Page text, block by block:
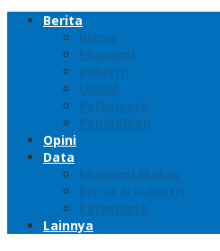
Berita
Bisnis
Ekonomi
Industri
UMKM
Pariwisata
Pendidikan
Opini
Data
Ekonomi Makro
Bisnis & Industri
Pariwisata
Lainnya